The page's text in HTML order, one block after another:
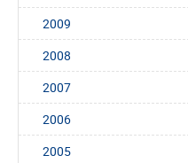
2009
2008
2007
2006
2005